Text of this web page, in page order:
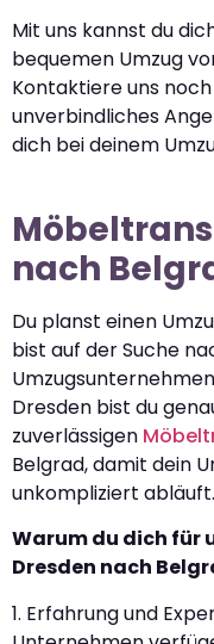
Mit uns kannst du
bequemen Umzug
Kontaktiere uns
unverbindliches
dich bei deinem
nach
Du planst einen
bist auf der Suche
Dresden bist du
zuverlässigen
Belgrad, damit dein
unkompliziert abläuft.
Warum du dich für
Dresden nach
1. Erfahrung und